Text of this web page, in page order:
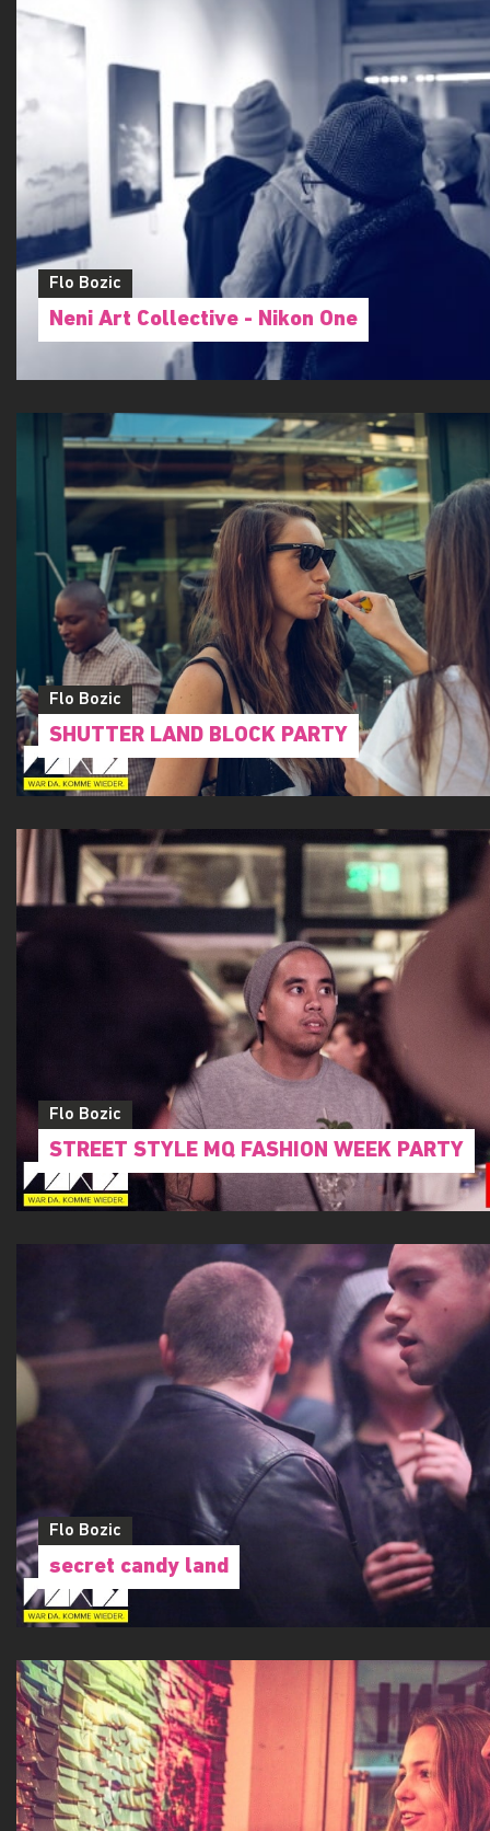
Flo Bozic
Neni Art Collective - Nikon One
Flo Bozic
SHUTTER LAND BLOCK PARTY
Flo Bozic
STREET STYLE MQ FASHION WEEK PARTY
Flo Bozic
secret candy land